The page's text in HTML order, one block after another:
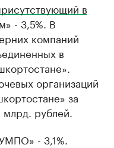
в
- 3,5%. В
компаний
в
организаций
за
млрд. рублей.
- 3,1%.